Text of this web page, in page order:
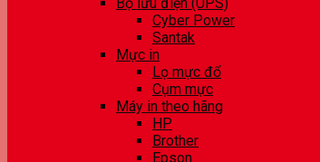
Cyber Power
Santak
Mực in
Lọ mực đổ
Cụm mực
Máy in theo hãng
HP
Brother
Epson